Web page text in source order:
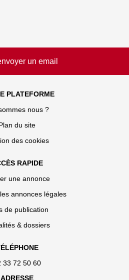
un email
PLATEFORME
nous ?
du site
des cookies
RAPIDE
une annonce
annonces légales
de publication
& dossiers
33 72 50 60
ADRESSE